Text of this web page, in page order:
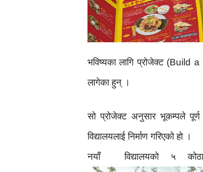
भविष्यका लागि प्रोजेक्ट (Build a
लागेका हुन् ।
सो प्रोजेक्ट अनुसार भूकम्पले पूर्ण
विद्यालयलाई निर्माण गरिएको हो ।
नयाँ विद्यालयको ५